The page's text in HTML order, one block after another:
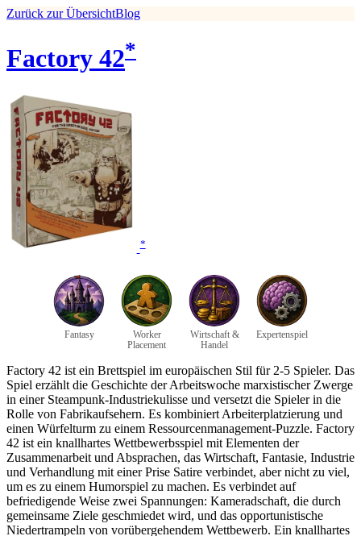
Zurück zur ÜbersichtBlog
Factory 42*
*
Fantasy
Worker
Placement
Wirtschaft &
Handel
Expertenspiel
Factory 42 ist ein Brettspiel im europäischen Stil für 2-5 Spieler. Das
Spiel erzählt die Geschichte der Arbeitswoche marxistischer Zwerge
in einer Steampunk-Industriekulisse und versetzt die Spieler in die
Rolle von Fabrikaufsehern. Es kombiniert Arbeiterplatzierung und
einen Würfelturm zu einem Ressourcenmanagement-Puzzle. Factory
42 ist ein knallhartes Wettbewerbsspiel mit Elementen der
Zusammenarbeit und Absprachen, das Wirtschaft, Fantasie, Industrie
und Verhandlung mit einer Prise Satire verbindet, aber nicht zu viel,
um es zu einem Humorspiel zu machen. Es verbindet auf
befriedigende Weise zwei Spannungen: Kameradschaft, die durch
gemeinsame Ziele geschmiedet wird, und das opportunistische
Niedertrampeln von vorübergehendem Wettbewerb. Ein knallhartes